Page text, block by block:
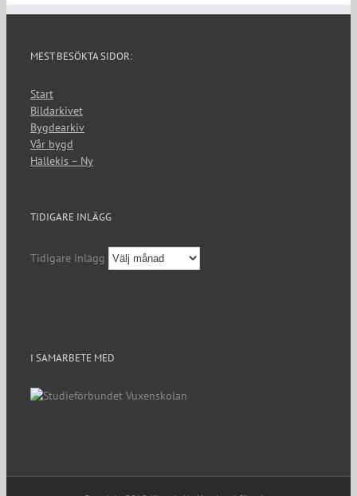
MEST BESÖKTA SIDOR:
Start
Bildarkivet
Bygdearkiv
Vår bygd
Hällekis – Ny
TIDIGARE INLÄGG
Tidigare inlägg
I SAMARBETE MED